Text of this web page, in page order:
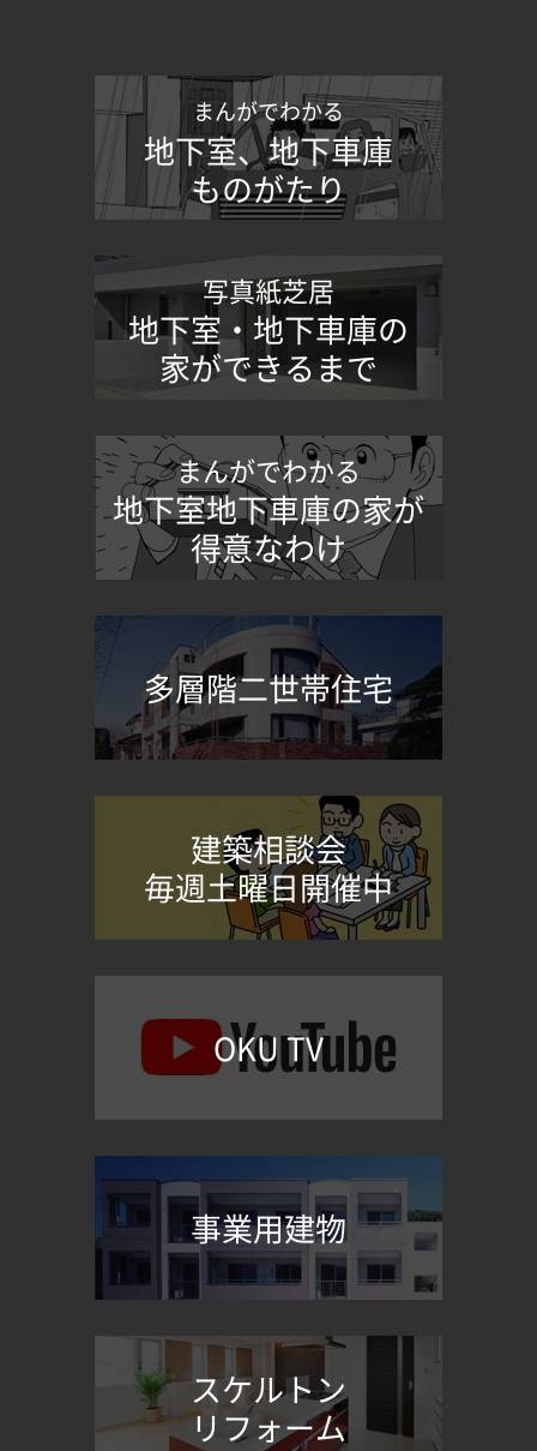
まんがでわかる
地下室、地下車庫
ものがたり
写真紙芝居
地下室・地下車庫の
家ができるまで
まんがでわかる
地下室地下車庫の家が
得意なわけ
多層階二世帯住宅
建築相談会
毎週土曜日開催中
OKU TV
事業用建物
スケルトン
リフォーム